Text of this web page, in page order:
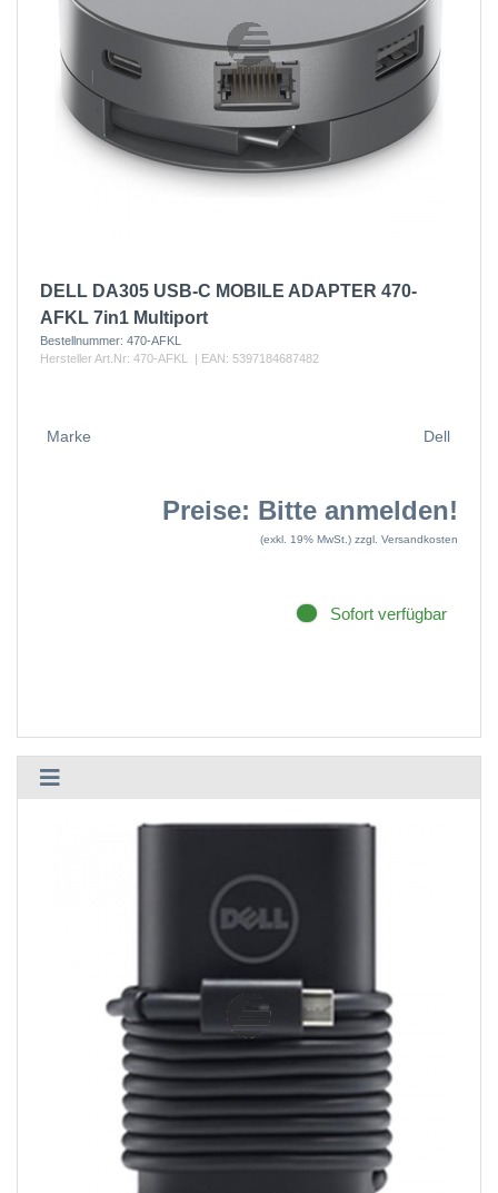
DELL DA305 USB-C MOBILE ADAPTER 470-
AFKL 7in1 Multiport
Bestellnummer: 470-AFKL
Hersteller Art.Nr: 470-AFKL | EAN: 5397184687482
Marke Dell
Preise: Bitte anmelden!
(exkl. 19% MwSt.) zzgl. Versandkosten
Sofort verfügbar